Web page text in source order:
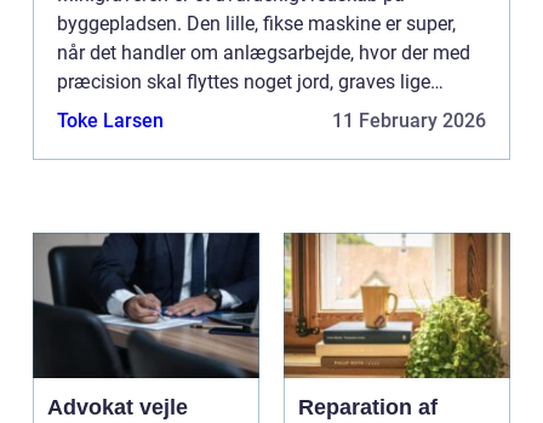
byggepladsen. Den lille, fikse maskine er super,
når det handler om anlægsarbejde, hvor der med
præcision skal flyttes noget jord, graves lige
render, eller måske løftes t...
Toke Larsen 11 February 2026
Advokat vejle
Reparation af